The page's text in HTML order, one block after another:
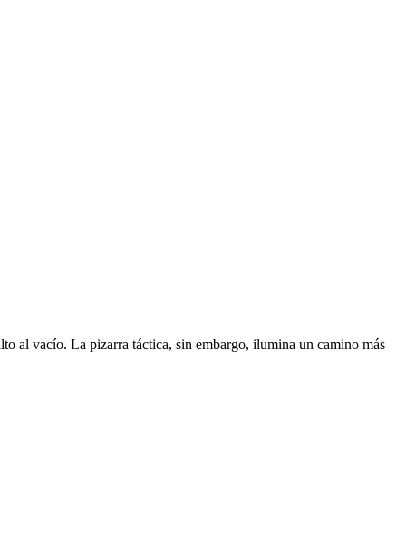
al vacío. La pizarra táctica, sin embargo, ilumina un camino más